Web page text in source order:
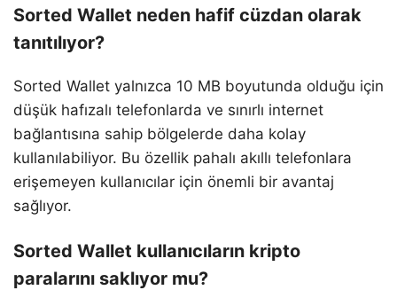
Sorted Wallet neden hafif cüzdan olarak
tanıtılıyor?
Sorted Wallet yalnızca 10 MB boyutunda olduğu için
düşük hafızalı telefonlarda ve sınırlı internet
bağlantısına sahip bölgelerde daha kolay
kullanılabiliyor. Bu özellik pahalı akıllı telefonlara
erişemeyen kullanıcılar için önemli bir avantaj
sağlıyor.
Sorted Wallet kullanıcıların kripto
paralarını saklıyor mu?